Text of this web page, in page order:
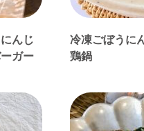
んじ
ガー
冷凍ごぼうに
鶏鍋